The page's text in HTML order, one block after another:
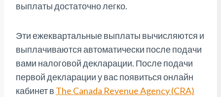
выплаты достаточно легко.
Эти ежеквартальные выплаты вычисляются и
выплачиваются автоматически после подачи
вами налоговой декларации. После подачи
первой декларации у вас появиться онлайн
кабинет в The Canada Revenue Agency (CRA)